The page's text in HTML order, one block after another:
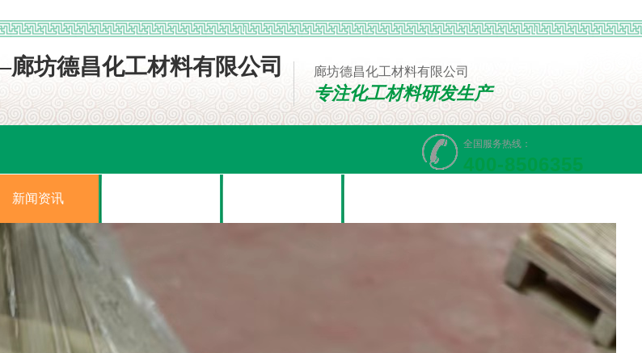
廊坊德昌化工材料有限公司
专注化工材料研发生产
全国服务热线：
400-8506355
新闻资讯